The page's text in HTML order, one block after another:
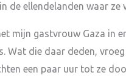
de ellendelanden waar ze
mijn gastvrouw Gaza in
Wat die daar deden,
een paar uur tot ze